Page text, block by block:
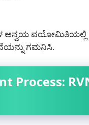
ವಯೋಮಿತಿಯಲ್ಲಿ
ಗಮನಿಸಿ.
Process: